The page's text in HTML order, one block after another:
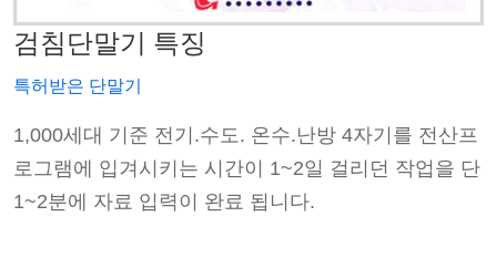
검침단말기 특징
특허받은 단말기
1,000세대 기준 전기.수도. 온수.난방 4자기를 전산프
로그램에 입겨시키는 시간이 1~2일 걸리던 작업을 단
1~2분에 자료 입력이 완료 됩니다.